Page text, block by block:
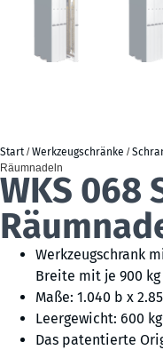
Start/Werkzeugschränke /
Räumnadeln
WKS 068
Werkzeugschrank
Breite mit je 900 kg
Maße: 1.040 b x
Leergewicht: 600 kg
Das patentierte